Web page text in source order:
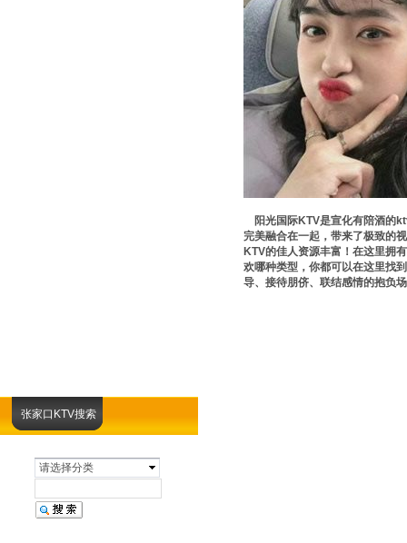
张家口KTV搜索
请选择分类
阳光国际KTV是宣化有陪酒的
完美融合在一起，带来了极致的
KTV的佳人资源丰富！在这里拥
欢哪种类型，你都可以在这里找
导、接待朋侪、联结感情的抱负